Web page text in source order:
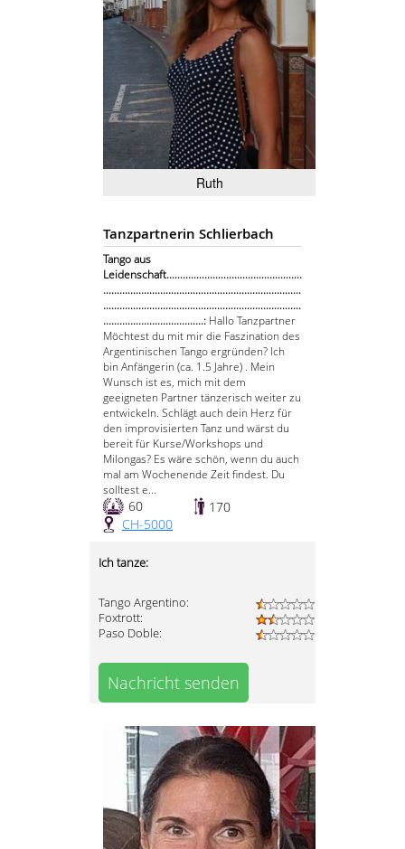
Ruth
Tanzpartnerin Schlierbach
Tango aus
Leidenschaft..................................................
.........................................................................
.........................................................................
.....................................: Hallo Tanzpartner
Möchtest du mit mir die Faszination des
Argentinischen Tango ergründen? Ich
bin Anfängerin (ca. 1.5 Jahre) . Mein
Wunsch ist es, mich mit dem
geeigneten Partner tänzerisch weiter zu
entwickeln. Schlägt auch dein Herz für
den improvisierten Tanz und wärst du
bereit für Kurse/Workshops und
Milongas? Es wäre schön, wenn du auch
mal am Wochenende Zeit findest. Du
solltest e...
60
170
CH-5000
Ich tanze:
Tango Argentino:
Foxtrott:
Paso Doble:
Nachricht senden